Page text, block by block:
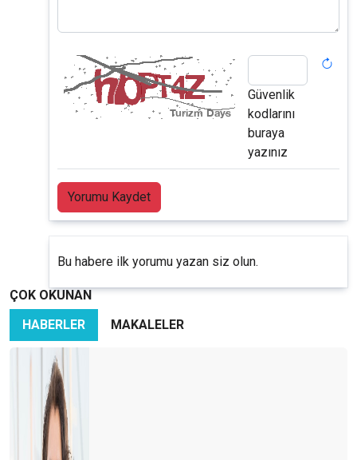
Güvenlik
kodlarını
buraya
yazınız
Yorumu Kaydet
Bu habere ilk yorumu yazan siz olun.
ÇOK OKUNAN
HABERLER
MAKALELER